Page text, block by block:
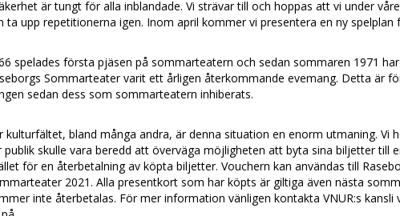
är tungt för alla inblandade. Vi strävar till och hoppas att vi under
ta upp repetitionerna igen. Inom april kommer vi presentera en ny spelplan
spelades första pjäsen på sommarteatern och sedan sommaren 1971 har
Sommarteater varit ett årligen återkommande evemang. Detta är
sedan dess som sommarteatern inhiberats.
kulturfältet, bland många andra, är denna situation en enorm utmaning. Vi
publik skulle vara beredd att överväga möjligheten att byta sina biljetter till
för en återbetalning av köpta biljetter. Vouchern kan användas till
2021. Alla presentkort som har köpts är giltiga även nästa
inte återbetalas. För mer information vänligen kontakta VNUR:s kansli